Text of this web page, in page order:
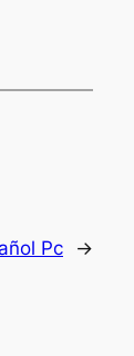
Pc →